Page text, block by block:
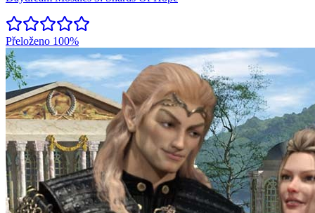
Přeloženo 100%